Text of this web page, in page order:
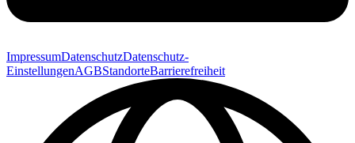
ImpressumDatenschutzDatenschutz-
EinstellungenAGBStandorteBarrierefreiheit